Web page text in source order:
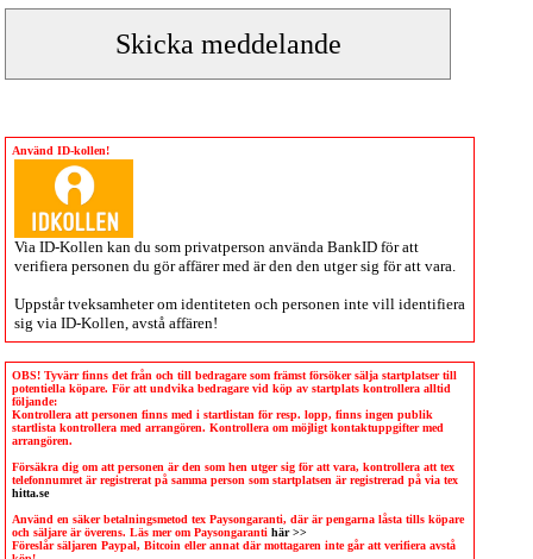
Använd ID-kollen!
Via ID-Kollen kan du som privatperson använda BankID för att
verifiera personen du gör affärer med är den den utger sig för att vara.
Uppstår tveksamheter om identiteten och personen inte vill identifiera
sig via ID-Kollen , avstå affären!
OBS! Tyvärr finns det från och till bedragare som främst försöker sälja startplatser till
potentiella köpare. För att undvika bedragare vid köp av startplats kontrollera alltid
följande:
Kontrollera att personen finns med i startlistan för resp. lopp, finns ingen publik
startlista kontrollera med arrangören. Kontrollera om möjligt kontaktuppgifter med
arrangören.
Försäkra dig om att personen är den som hen utger sig för att vara, kontrollera att tex
telefonnumret är registrerat på samma person som startplatsen är registrerad på via tex
hitta.se
Använd en säker betalningsmetod tex Paysongaranti, där är pengarna låsta tills köpare
och säljare är överens. Läs mer om Paysongaranti här >>
Föreslår säljaren Paypal, Bitcoin eller annat där mottagaren inte går att verifiera avstå